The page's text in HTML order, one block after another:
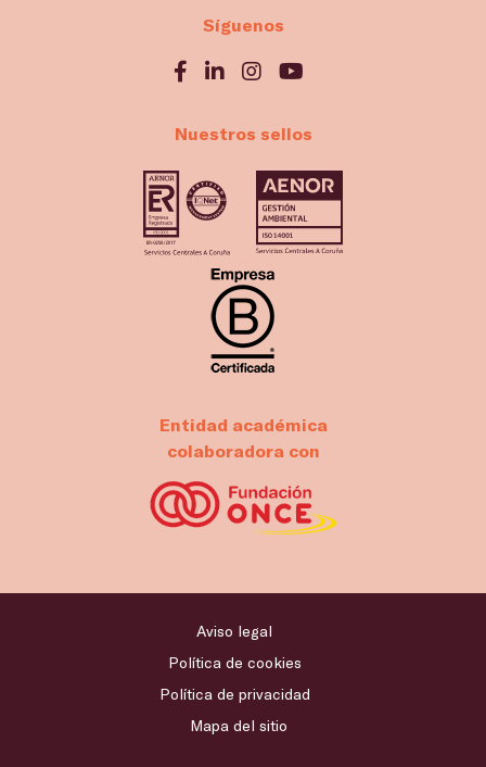
Síguenos
Nuestros sellos
Entidad académica
colaboradora con
Aviso legal
Política de cookies
Política de privacidad
Mapa del sitio